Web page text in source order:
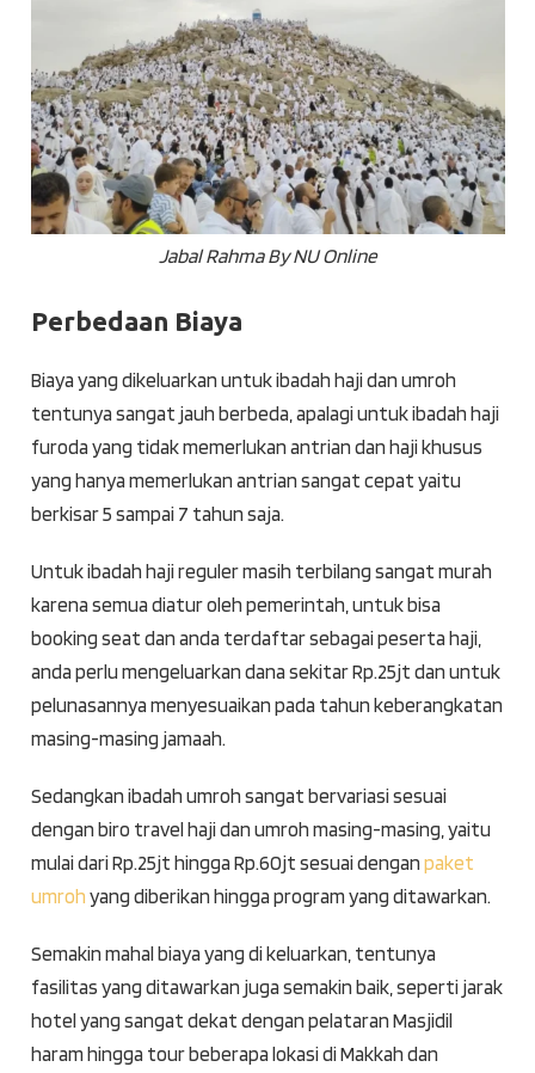
Jabal Rahma By NU Online
Perbedaan Biaya
Biaya yang dikeluarkan untuk ibadah haji dan umroh
tentunya sangat jauh berbeda, apalagi untuk ibadah haji
furoda yang tidak memerlukan antrian dan haji khusus
yang hanya memerlukan antrian sangat cepat yaitu
berkisar 5 sampai 7 tahun saja.
Untuk ibadah haji reguler masih terbilang sangat murah
karena semua diatur oleh pemerintah, untuk bisa
booking seat dan anda terdaftar sebagai peserta haji,
anda perlu mengeluarkan dana sekitar Rp.25jt dan untuk
pelunasannya menyesuaikan pada tahun keberangkatan
masing-masing jamaah.
Sedangkan ibadah umroh sangat bervariasi sesuai
dengan biro travel haji dan umroh masing-masing, yaitu
mulai dari Rp.25jt hingga Rp.60jt sesuai dengan paket
umroh yang diberikan hingga program yang ditawarkan.
Semakin mahal biaya yang di keluarkan, tentunya
fasilitas yang ditawarkan juga semakin baik, seperti jarak
hotel yang sangat dekat dengan pelataran Masjidil
haram hingga tour beberapa lokasi di Makkah dan